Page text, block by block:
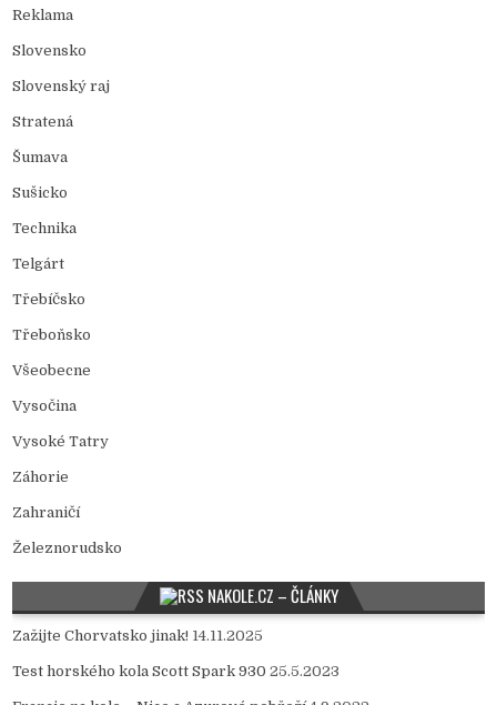
Reklama
Slovensko
Slovenský raj
Stratená
Šumava
Sušicko
Technika
Telgárt
Třebíčsko
Třeboňsko
Všeobecne
Vysočina
Vysoké Tatry
Záhorie
Zahraničí
Železnorudsko
NAKOLE.CZ – ČLÁNKY
Zažijte Chorvatsko jinak! 14.11.2025
Test horského kola Scott Spark 930 25.5.2023